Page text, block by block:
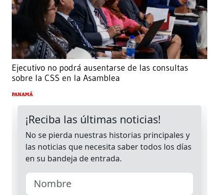
Ejecutivo no podrá ausentarse de las consultas
sobre la CSS en la Asamblea
PANAMÁ